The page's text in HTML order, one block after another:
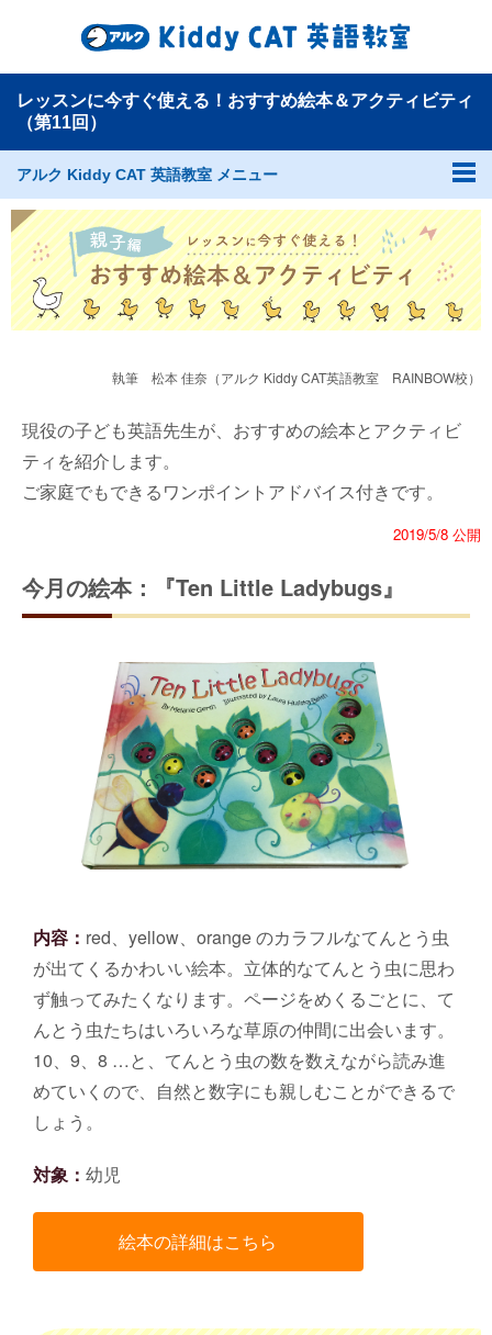
レッスンに今すぐ使える！おすすめ絵本＆アクティビティ
（第11回）
アルク Kiddy CAT 英語教室 メニュー
執筆 松本 佳奈（アルク Kiddy CAT英語教室 RAINBOW校）
現役の子ども英語先生が、おすすめの絵本とアクティビ
ティを紹介します。
ご家庭でもできるワンポイントアドバイス付きです。
2019/5/8 公開
今月の絵本：『Ten Little Ladybugs』
内容： red、yellow、orange のカラフルなてんとう虫
が出てくるかわいい絵本。立体的なてんとう虫に思わ
ず触ってみたくなります。ページをめくるごとに、て
んとう虫たちはいろいろな草原の仲間に出会います。
10、9、8 …と、てんとう虫の数を数えながら読み進
めていくので、自然と数字にも親しむことができるで
しょう。
対象： 幼児
絵本の詳細はこちら